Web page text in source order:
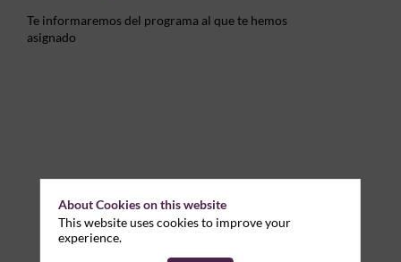
Te informaremos del programa al que te hemos
asignado
About Cookies on this website
This website uses cookies to improve your
experience.